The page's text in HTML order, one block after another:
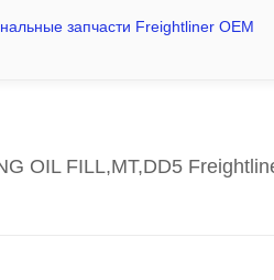
запчасти Freightliner OEM
OIL FILL,MT,DD5